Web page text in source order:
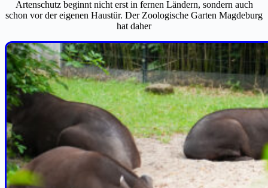
Artenschutz beginnt nicht erst in fernen Ländern, sondern auch
schon vor der eigenen Haustür. Der Zoologische Garten Magdeburg
hat daher